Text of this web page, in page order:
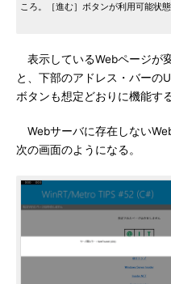
ころ。［進む］ボタンが利用可能状態
表示しているWebページが
と、下部のアドレス・バーの
ボタンも想定どおりに機能す
Webサーバに存在しない
次の画面のようになる。